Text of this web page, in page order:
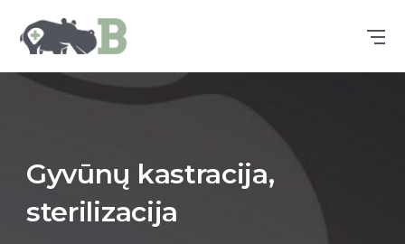
Gyvūnų kastracija,
sterilizacija